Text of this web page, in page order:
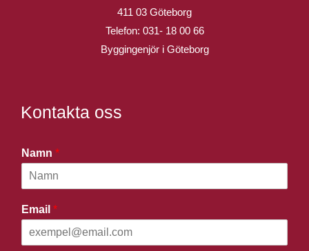
411 03 Göteborg
Telefon: 031- 18 00 66
Byggingenjör i Göteborg
Kontakta oss
Namn *
Email *